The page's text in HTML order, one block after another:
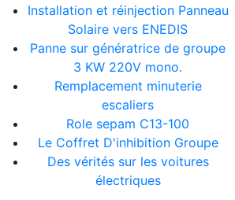
Installation et réinjection Panneau
Solaire vers ENEDIS
Panne sur génératrice de groupe
3 KW 220V mono.
Remplacement minuterie
escaliers
Role sepam C13-100
Le Coffret D'inhibition Groupe
Des vérités sur les voitures
électriques